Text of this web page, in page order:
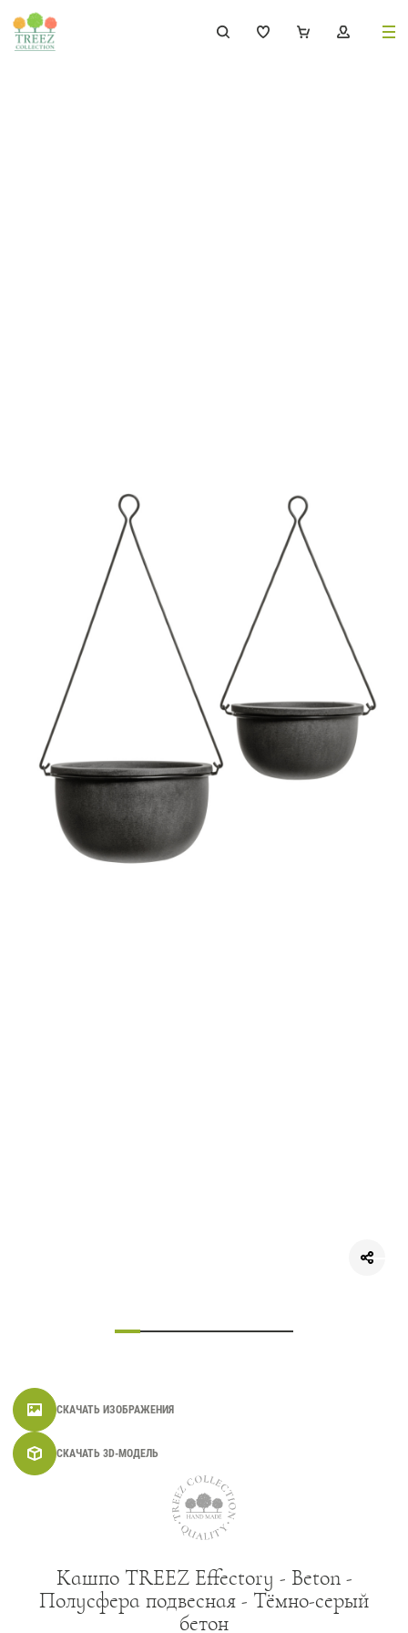
Алфавитный указатель
Прайс-листы и каталоги
О Treez
Доставка и оплата
Вопросы и ответы
Контакты
СКАЧАТЬ ИЗОБРАЖЕНИЯ
СКАЧАТЬ 3D-МОДЕЛЬ
Кашпо TREEZ Effectory - Beton -
Полусфера подвесная - Тёмно-серый
бетон